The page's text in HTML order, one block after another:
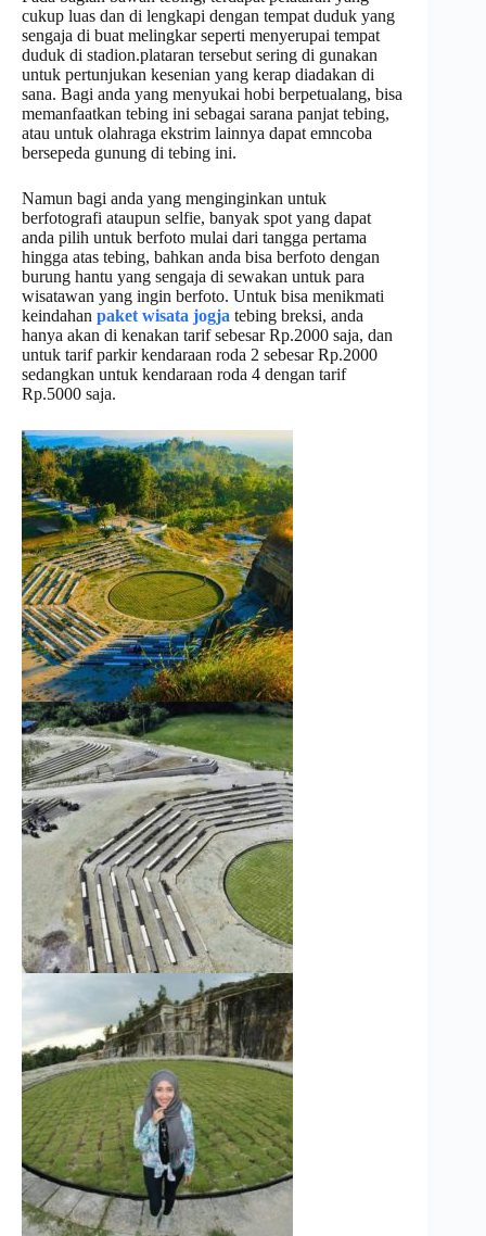
cukup luas dan di lengkapi dengan tempat duduk yang
sengaja di buat melingkar seperti menyerupai tempat
duduk di stadion.plataran tersebut sering di gunakan
untuk pertunjukan kesenian yang kerap diadakan di
sana. Bagi anda yang menyukai hobi berpetualang, bisa
memanfaatkan tebing ini sebagai sarana panjat tebing,
atau untuk olahraga ekstrim lainnya dapat emncoba
bersepeda gunung di tebing ini.
Namun bagi anda yang menginginkan untuk
berfotografi ataupun selfie, banyak spot yang dapat
anda pilih untuk berfoto mulai dari tangga pertama
hingga atas tebing, bahkan anda bisa berfoto dengan
burung hantu yang sengaja di sewakan untuk para
wisatawan yang ingin berfoto. Untuk bisa menikmati
keindahan paket wisata jogja tebing breksi, anda
hanya akan di kenakan tarif sebesar Rp.2000 saja, dan
untuk tarif parkir kendaraan roda 2 sebesar Rp.2000
sedangkan untuk kendaraan roda 4 dengan tarif
Rp.5000 saja.